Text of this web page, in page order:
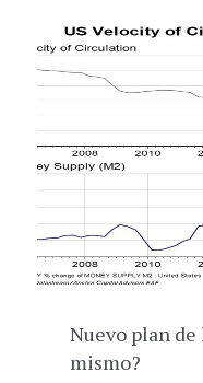
Nuevo plan de
mismo?